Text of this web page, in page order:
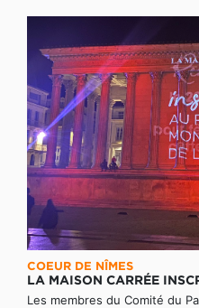
COEUR DE NÎMES
LA MAISON CARRÉE
Les membres du Comité du